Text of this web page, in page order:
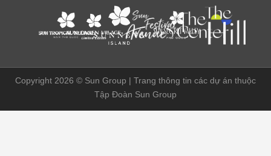
Copyright 2026 © Sun Group | Trang thông tin các dự án thuộc
Tập Đoàn Sun Group